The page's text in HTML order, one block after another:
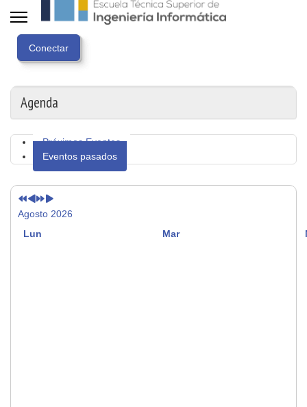
Agenda
Próximos Eventos
Eventos pasados
anterior
Agosto 2026
Lun
Mar